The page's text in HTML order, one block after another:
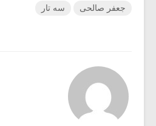
جعفر صالحی سه تار